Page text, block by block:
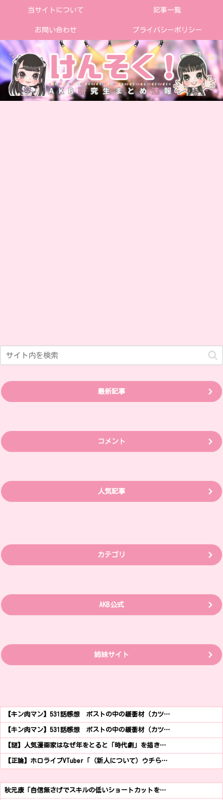
当サイトについて 記事一覧
お問い合わせ プライバシーポリシー
最新記事
コメント
人気記事
カテゴリ
AKB公式
姉妹サイト
【キン肉マン】531話感想 ポストの中の緩衝材（カツ…
【キン肉マン】531話感想 ポストの中の緩衝材（カツ…
【謎】人気漫画家はなぜ年をとると「時代劇」を描き…
【正論】ホロライブVTuber「（新人について）ウチら…
秋元康「自信無さげでスキルの低いショートカットを…